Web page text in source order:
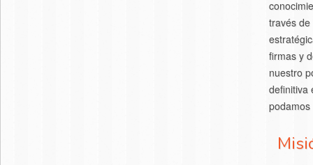
través
firmas y
nuestro
definitiva
podamos